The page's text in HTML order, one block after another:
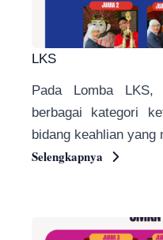
LKS
Pada Lomba
berbagai kategori
bidang keahlian yang
Selengkapnya